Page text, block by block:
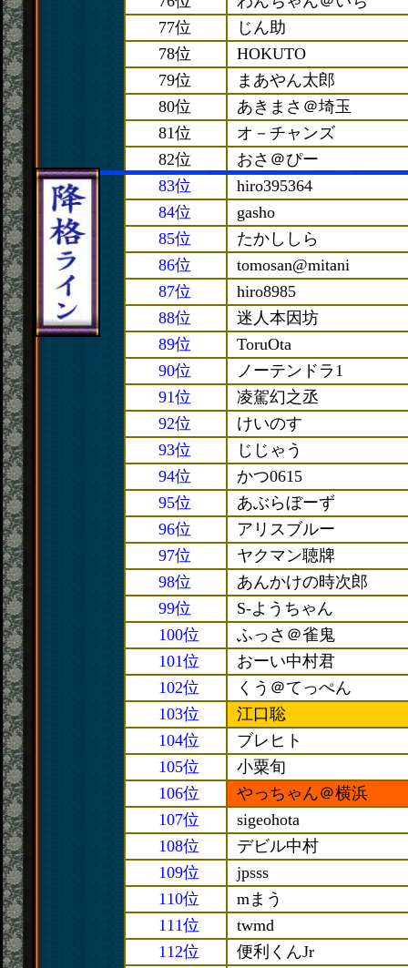
77位
じん助
78位
HOKUTO
79位
まあやん太郎
80位
あきまさ＠埼玉
81位
オ－チャンズ
82位
おさ＠ぴー
83位
hiro395364
84位
gasho
85位
たかししら
86位
tomosan@mitani
87位
hiro8985
88位
迷人本因坊
89位
ToruOta
90位
ノーテンドラ1
91位
凌駕幻之丞
92位
けいのす
93位
じじゃう
94位
かつ0615
95位
あぶらぼーず
96位
アリスブルー
97位
ヤクマン聴牌
98位
あんかけの時次郎
99位
S-ようちゃん
100位
ふっさ＠雀鬼
101位
おーい中村君
102位
くう＠てっぺん
103位
江口聡
104位
ブレヒト
105位
小粟旬
106位
やっちゃん＠横浜
107位
sigeohota
108位
デビル中村
109位
jpsss
110位
mまう
111位
twmd
112位
便利くんJr